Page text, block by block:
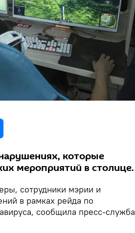
которые
мероприятий в столице.
сотрудники мэрии и
в рамках рейда по
сообщила пресс-служба